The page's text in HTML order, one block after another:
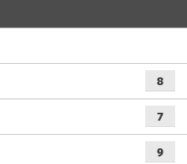
8
7
9